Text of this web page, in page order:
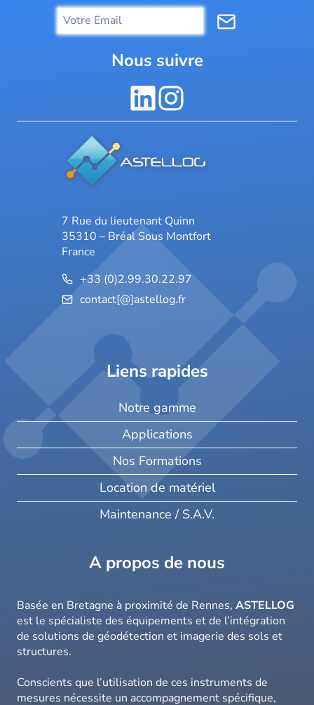
Nous suivre
7 Rue du lieutenant Quinn
35310 – Bréal Sous Montfort
France
+33 (0)2.99.30.22.97
contact[@]astellog.fr
Liens rapides
Notre gamme
Applications
Nos Formations
Location de matériel
Maintenance / S.A.V.
A propos de nous
Basée en Bretagne à proximité de Rennes, ASTELLOG
est le spécialiste des équipements et de l’intégration
de solutions de géodétection et imagerie des sols et
structures.
Conscients que l’utilisation de ces instruments de
mesures nécessite un accompagnement spécifique,